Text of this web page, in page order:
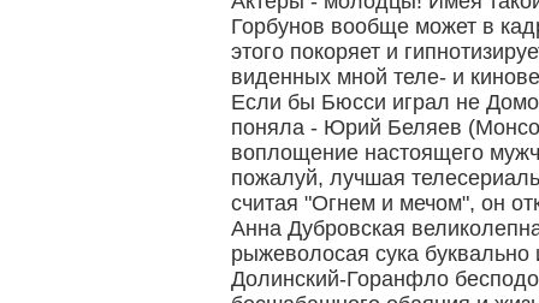
Горбунов вообще может в
этого покоряет и
виденных мной теле- и
Если бы Бюсси играл не
поняла - Юрий Беляев
воплощение настоящего
пожалуй, лучшая
считая "Огнем и мечом", он
Анна Дубровская
рыжеволосая сука
Долинский-Горанфло